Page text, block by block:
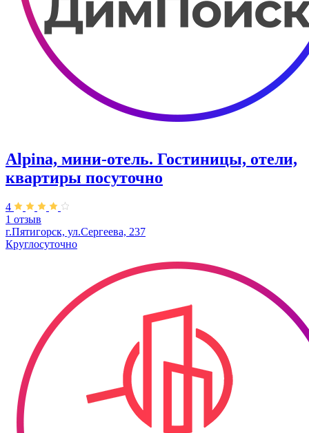
Alpina, мини-отель. Гостиницы, отели,
квартиры посуточно
4
1 отзыв
г.Пятигорск, ул.Сергеева, 237
Круглосуточно